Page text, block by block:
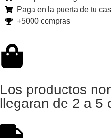
Paga en la puerta de tu
+5000 compras
Los productos
llegaran de 2 a 5